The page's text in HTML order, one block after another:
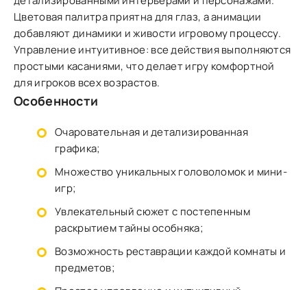
Цветовая палитра приятна для глаз, а анимации
добавляют динамики и живости игровому процессу.
Управление интуитивное: все действия выполняются
простыми касаниями, что делает игру комфортной
для игроков всех возрастов.
Особенности
Очаровательная и детализированная
графика;
Множество уникальных головоломок и мини-
игр;
Увлекательный сюжет с постепенным
раскрытием тайны особняка;
Возможность реставрации каждой комнаты и
предметов;